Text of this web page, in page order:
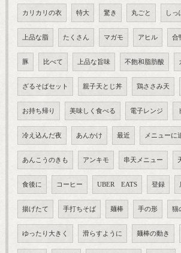
カリカリの衣 特大 驚き 丸ごと しっ
上品な脂 たくさん マガモ アヒル 合
豚 比べて 上品な旨味 不飽和脂肪酸
ざるそばセット 親子天とじ丼 鶏ささみ天
お持ち帰り 美味しく食べる 電子レンジ
冷え込んだ夜 あんかけ 最近 メニューに
あんこうのきも アンキモ 串天メニュー
食後に コーヒー UBER EATS 登録
揚げたて 手打ちそば 麺棒 手の形 猫
ゆったり大きく 滑らすように 麺棒の動き